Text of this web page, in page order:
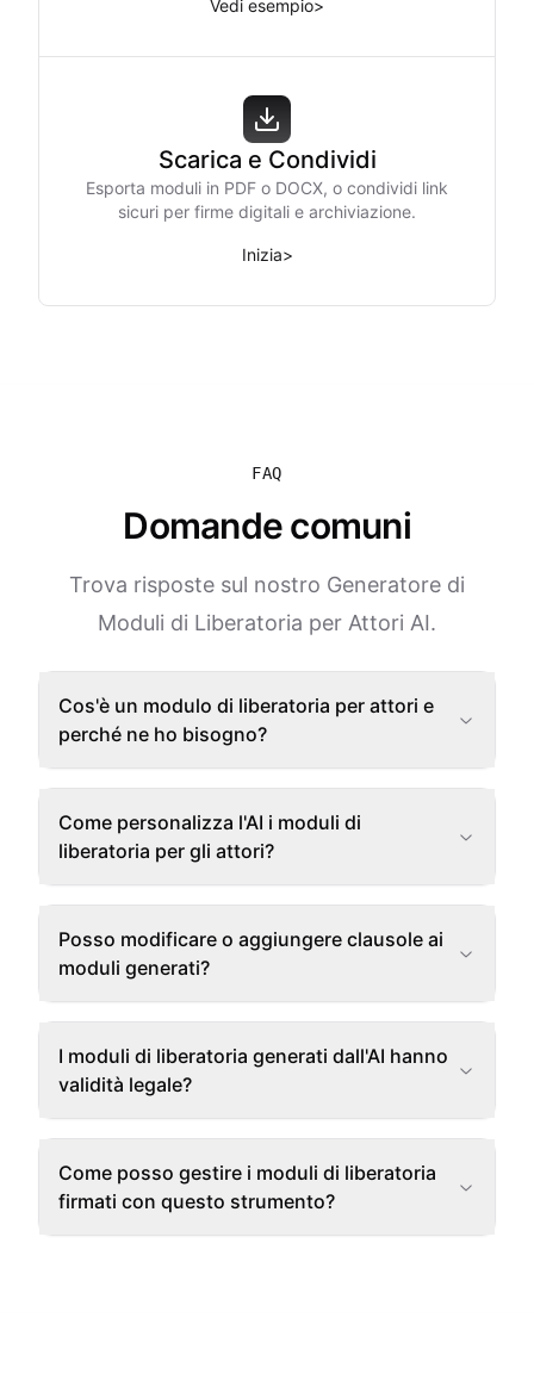
Vedi esempio>
Scarica e Condividi
Esporta moduli in PDF o DOCX, o condividi link
sicuri per firme digitali e archiviazione.
Inizia>
FAQ
Domande comuni
Trova risposte sul nostro Generatore di
Moduli di Liberatoria per Attori AI.
Cos'è un modulo di liberatoria per attori e
perché ne ho bisogno?
Come personalizza l'AI i moduli di
liberatoria per gli attori?
Posso modificare o aggiungere clausole ai
moduli generati?
I moduli di liberatoria generati dall'AI hanno
validità legale?
Come posso gestire i moduli di liberatoria
firmati con questo strumento?